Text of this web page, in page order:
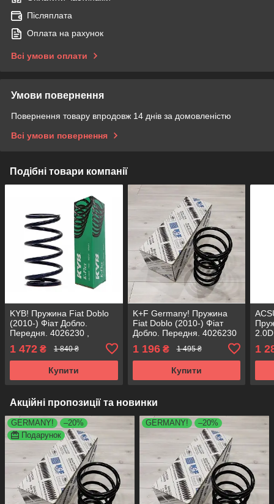
Післяплата
Оплата на рахунок
Всі умови оплати
Умови повернення
Повернення товару впродовж 14 днів за домовленістю
Всі умови повернення
Подібні товари компанії
KYB! Пружина Fiat Doblo
(2010-) Фіат Добло.
Передня. 4026230 ,
RA3436 , 993793. Каяба
1 472 ₴ 1 840 ₴
Купити
K+F Germany! Пружина
Fiat Doblo (2010-) Фіат
Добло. Передня. 4026230
Німеччина
1 196₴ 1 495 ₴
Купити
1
Акційні пропозиції та новинки
GERMANY!
–20%
Подарунок
GERMANY! –20%